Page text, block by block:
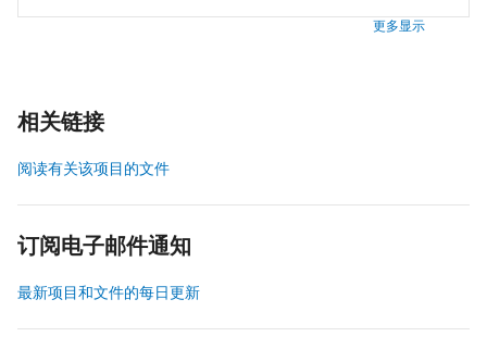
更多显示
相关链接
阅读有关该项目的文件
订阅电子邮件通知
最新项目和文件的每日更新